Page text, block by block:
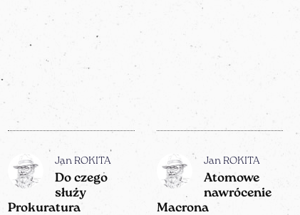
Jan ROKITA
Do czego
służy
Prokuratura
Jan ROKITA
Atomowe
nawrócenie
Macrona